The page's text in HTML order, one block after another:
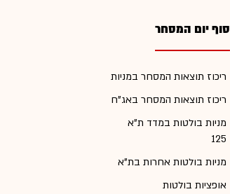
סוף יום המסחר
ריכוז תוצאות המסחר במניות
ריכוז תוצאות המסחר באג"ח
מניות בולטות במדד ת"א
125
מניות בולטות אחרות בת"א
אופציות בולטות